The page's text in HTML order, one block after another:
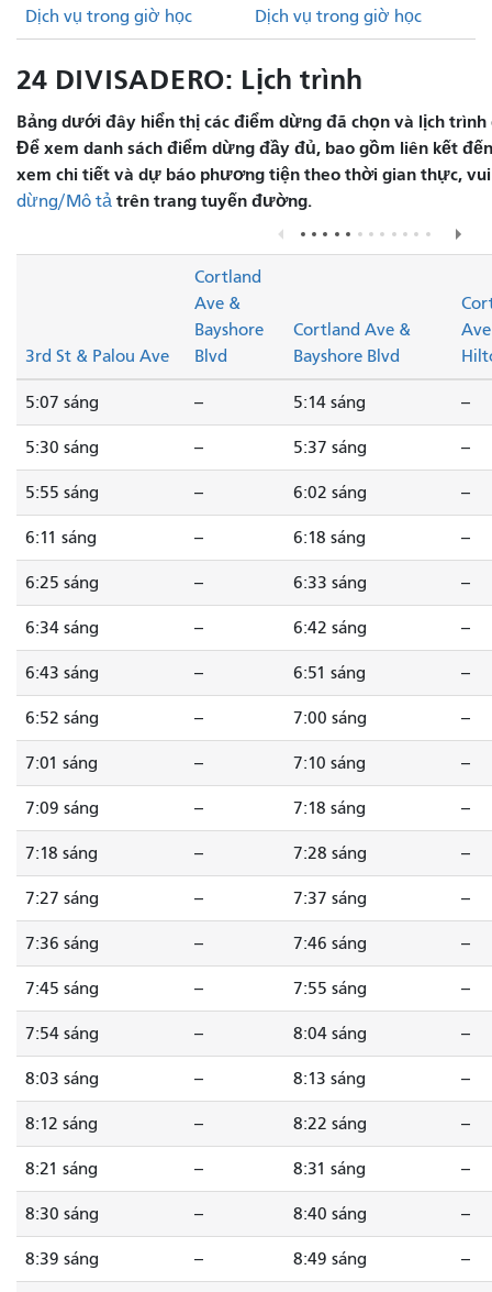
Dịch vụ trong giờ học Dịch vụ trong giờ học
24 DIVISADERO: Lịch trình
Bảng dưới đây hiển thị các điểm dừng đã chọn và lịch
Để xem danh sách điểm dừng đầy đủ, bao gồm liên kết
xem chi tiết và dự báo phương tiện theo thời gian thực,
dừng/Mô tả trên trang tuyến đường.
3rd St & Palou Ave
Cortland
Ave &
Bayshore
Blvd
Cortland Ave &
Bayshore Blvd
5:07 sáng -- 5:14 sáng --
5:30 sáng -- 5:37 sáng --
5:55 sáng -- 6:02 sáng --
6:11 sáng -- 6:18 sáng --
6:25 sáng -- 6:33 sáng --
6:34 sáng -- 6:42 sáng --
6:43 sáng -- 6:51 sáng --
6:52 sáng -- 7:00 sáng --
7:01 sáng -- 7:10 sáng --
7:09 sáng -- 7:18 sáng --
7:18 sáng -- 7:28 sáng --
7:27 sáng -- 7:37 sáng --
7:36 sáng -- 7:46 sáng --
7:45 sáng -- 7:55 sáng --
7:54 sáng -- 8:04 sáng --
8:03 sáng -- 8:13 sáng --
8:12 sáng -- 8:22 sáng --
8:21 sáng -- 8:31 sáng --
8:30 sáng -- 8:40 sáng --
8:39 sáng -- 8:49 sáng --